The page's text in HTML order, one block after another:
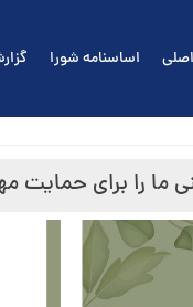
اساسنامه شورا
را برای حمایت مهیا میکند.